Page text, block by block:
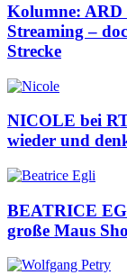
Kolumne: ARD
Streaming –
Strecke
NICOLE bei
wieder und
BEATRICE
große Maus